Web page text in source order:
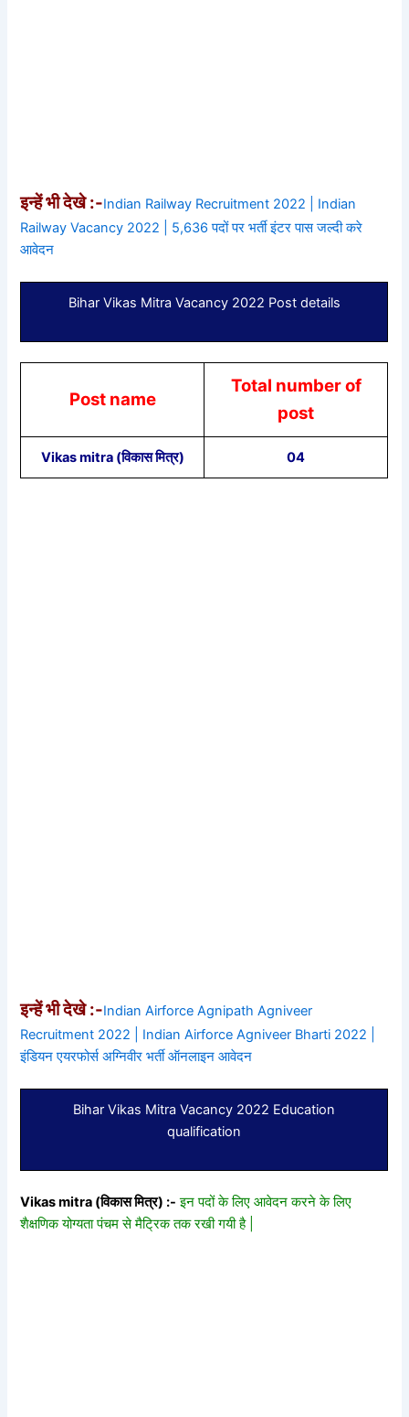
इन्हें भी देखे :-Indian Railway Recruitment 2022 | Indian
Railway Vacancy 2022 | 5,636 पदों पर भर्ती इंटर पास जल्दी करे
आवेदन
Bihar Vikas Mitra Vacancy 2022 Post details
Post name
Total number of
post
Vikas mitra (विकास मित्र) 04
इन्हें भी देखे :-Indian Airforce Agnipath Agniveer
Recruitment 2022 | Indian Airforce Agniveer Bharti 2022 |
इंडियन एयरफोर्स अग्निवीर भर्ती ऑनलाइन आवेदन
Bihar Vikas Mitra Vacancy 2022 Education
qualification
Vikas mitra (विकास मित्र) :- इन पदों के लिए आवेदन करने के लिए
शैक्षणिक योग्यता पंचम से मैट्रिक तक रखी गयी है |